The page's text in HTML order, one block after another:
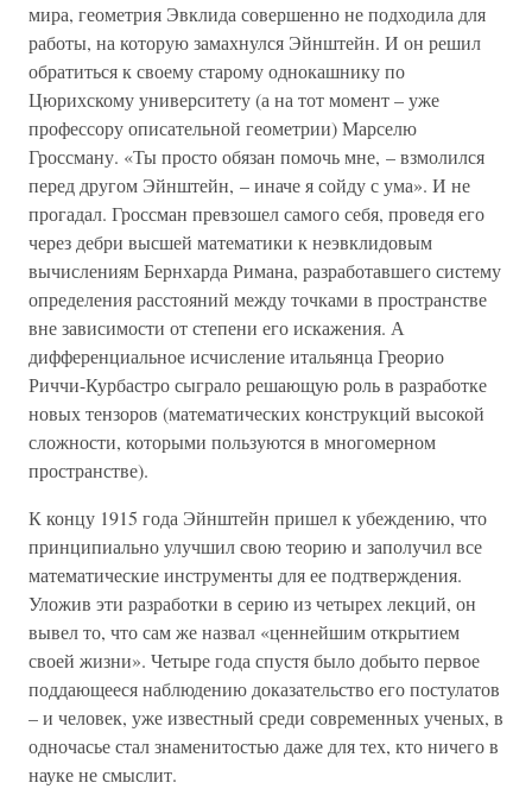
мира, геометрия Эвклида совершенно не подходила для
работы, на которую замахнулся Эйнштейн. И он решил
обратиться к своему старому однокашнику по
Цюрихскому университету (а на тот момент – уже
профессору описательной геометрии) Марселю
Гроссману. «Ты просто обязан помочь мне, – взмолился
перед другом Эйнштейн, – иначе я сойду с ума». И не
прогадал. Гроссман превзошел самого себя, проведя его
через дебри высшей математики к неэвклидовым
вычислениям Бернхарда Римана, разработавшего систему
определения расстояний между точками в пространстве
вне зависимости от степени его искажения. А
дифференциальное исчисление итальянца Греорио
Риччи-Курбастро сыграло решающую роль в разработке
новых тензоров (математических конструкций высокой
сложности, которыми пользуются в многомерном
пространстве).
К концу 1915 года Эйнштейн пришел к убеждению, что
принципиально улучшил свою теорию и заполучил все
математические инструменты для ее подтверждения.
Уложив эти разработки в серию из четырех лекций, он
вывел то, что сам же назвал «ценнейшим открытием
своей жизни». Четыре года спустя было добыто первое
поддающееся наблюдению доказательство его постулатов
– и человек, уже известный среди современных ученых, в
одночасье стал знаменитостью даже для тех, кто ничего в
науке не смыслит.